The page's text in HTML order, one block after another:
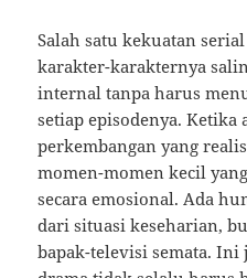
Salah satu kekuatan
karakter-karakternya
internal tanpa harus
setiap episodenya.
perkembangan yang
momen-momen kecil
secara emosional. Ada
dari situasi keseharian,
bapak-televisi semata.